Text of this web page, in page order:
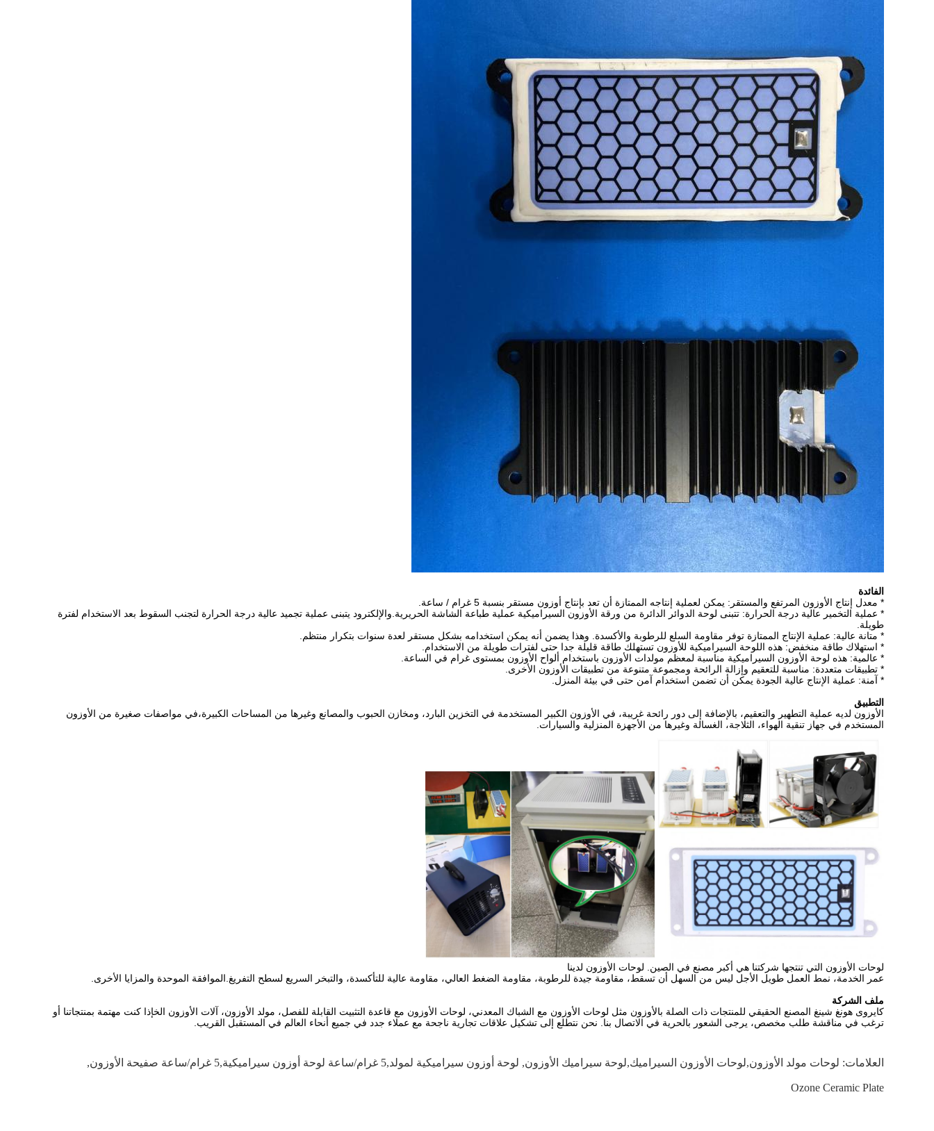
الفائدة
* معدل إنتاج الأوزون المرتفع والمستقر: يمكن لعملية إنتاجه الممتازة أن تعد بإنتاج أوزون مستقر بنسبة 5 غرام / ساعة.
* عملية التخمير عالية درجة الحرارة: تتبنى لوحة الدوائر الدائرة من ورقة الأوزون السيراميكية عملية طباعة الشاشة الحريرية.والإلكترود يتبنى عملية تجميد عالية درجة الحرارة لتجنب السقوط بعد الاستخدام لفترة
طويلة.
* متانة عالية: عملية الإنتاج الممتازة توفر مقاومة السلع للرطوبة والأكسدة. وهذا يضمن أنه يمكن استخدامه بشكل مستقر لعدة سنوات بتكرار منتظم.
* استهلاك طاقة منخفض: هذه اللوحة السيراميكية للأوزون تستهلك طاقة قليلة جدا حتى لفترات طويلة من الاستخدام.
* عالمية: هذه لوحة الأوزون السيراميكية مناسبة لمعظم مولدات الأوزون باستخدام ألواح الأوزون بمستوى غرام في الساعة.
* تطبيقات متعددة: مناسبة للتعقيم وإزالة الرائحة ومجموعة متنوعة من تطبيقات الأوزون الأخرى.
* آمنة: عملية الإنتاج عالية الجودة يمكن أن تضمن استخدام آمن حتى في بيئة المنزل.
التطبيق
الأوزون لديه عملية التطهير والتعقيم، بالإضافة إلى دور رائحة غريبة، في الأوزون الكبير المستخدمة في التخزين البارد، ومخازن الحبوب والمصانع وغيرها من المساحات الكبيرة،في مواصفات صغيرة من الأوزون
المستخدم في جهاز تنقية الهواء، الثلاجة، الغسالة وغيرها من الأجهزة المنزلية والسيارات.
لوحات الأوزون التي تنتجها شركتنا هي أكبر مصنع في الصين. لوحات الأوزون لدينا
عمر الخدمة، نمط العمل طويل الأجل ليس من السهل أن تسقط، مقاومة جيدة للرطوبة، مقاومة الضغط العالي، مقاومة عالية للتأكسدة، والتبخر السريع لسطح التفريغ.الموافقة الموحدة والمزايا الأخرى.
ملف الشركة
كايروى هونغ شينغ المصنع الحقيقي للمنتجات ذات الصلة بالأوزون مثل لوحات الأوزون مع الشباك المعدني، لوحات الأوزون مع قاعدة التثبيت القابلة للفصل، مولد الأوزون، آلات الأوزون الخإذا كنت مهتمة بمنتجاتنا أو
ترغب في مناقشة طلب مخصص، يرجى الشعور بالحرية في الاتصال بنا. نحن نتطلع إلى تشكيل علاقات تجارية ناجحة مع عملاء جدد في جميع أنحاء العالم في المستقبل القريب.
العلامات: لوحات مولد الأوزون,لوحات الأوزون السيراميك,لوحة سيراميك الأوزون, لوحة أوزون سيراميكية لمولد,5 غرام/ساعة لوحة أوزون سيراميكية,5 غرام/ساعة صفيحة الأوزون ,
Ozone Ceramic Plate